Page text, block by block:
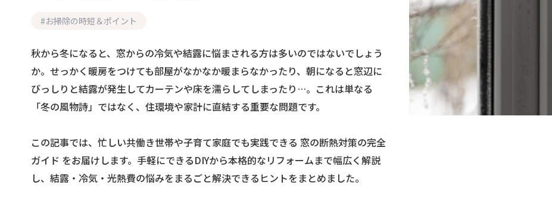
#お掃除の時短＆ポイント
秋から冬になると、窓からの冷気や結露に悩まされる方は多いのではないでしょう
か。せっかく暖房をつけても部屋がなかなか暖まらなかったり、朝になると窓辺に
びっしりと結露が発生してカーテンや床を濡らしてしまったり…。これは単なる
「冬の風物詩」ではなく、住環境や家計に直結する重要な問題です。
この記事では、忙しい共働き世帯や子育て家庭でも実践できる 窓の断熱対策の完全
ガイド をお届けします。手軽にできるDIYから本格的なリフォームまで幅広く解説
し、結露・冷気・光熱費の悩みをまるごと解決できるヒントをまとめました。